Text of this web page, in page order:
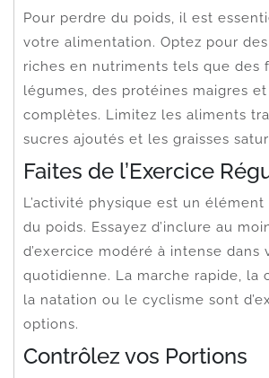
Pour perdre du poids, il est
votre alimentation. Optez pour
riches en nutriments tels que des
légumes, des protéines maigres
complètes. Limitez les aliments
sucres ajoutés et les graisses
Faites de l’Exercice
L’activité physique est un
du poids. Essayez d’inclure au
d’exercice modéré à intense dans
quotidienne. La marche rapide, la
la natation ou le cyclisme sont
options.
Contrôlez vos Portions